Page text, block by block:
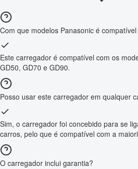
Com que modelos Panasonic é
Este carregador é compatível com os
GD50, GD70 e GD90.
Posso usar este carregador em qualquer
Sim, o carregador foi concebido para se
carros, pelo que é compatível com a
O carregador inclui garantia?